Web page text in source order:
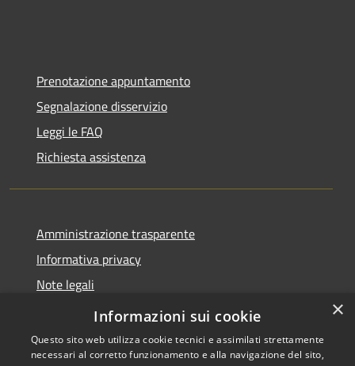
Prenotazione appuntamento
Segnalazione disservizio
Leggi le FAQ
Richiesta assistenza
Amministrazione trasparente
Informativa privacy
Note legali
Dichiarazione di accessibilità
×
Informazioni sui cookie
Questo sito web utilizza cookie tecnici e assimilati strettamente
necessari al corretto funzionamento e alla navigazione del sito,